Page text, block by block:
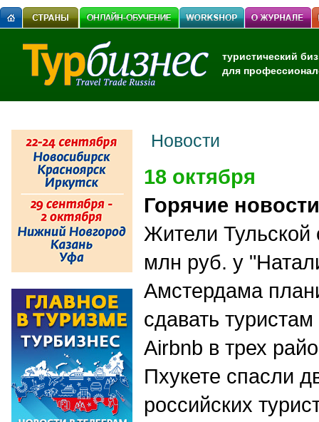
туристический
для
Новости
18 октября
Горячие новости
Жители Тульской
млн руб. у
Амстердама
сдавать
Airbnb в трех
Пхукете спасли
российских